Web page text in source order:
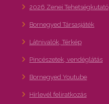
2026 Zenei Tehetségkutató
Bornegyed Társasjáték
Látnivalók, Térkép
Pincészetek, vendéglátás
Bornegyed Youtube
Hírlevél feliratkozás